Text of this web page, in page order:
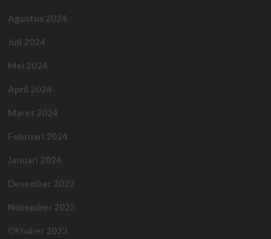
Agustus 2024
Juli 2024
Mei 2024
April 2024
Maret 2024
Februari 2024
Januari 2024
Desember 2023
November 2023
Oktober 2023